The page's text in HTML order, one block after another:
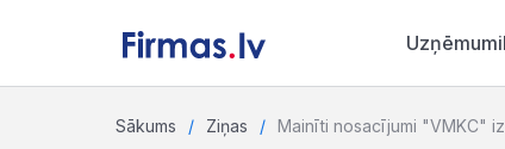
Uzņēmumi
Sākums Ziņas Mainīti nosacījumi "VMKC"